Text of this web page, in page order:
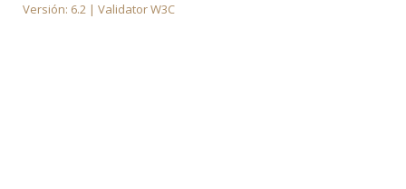
Versión: 6.2 | Validator W3C